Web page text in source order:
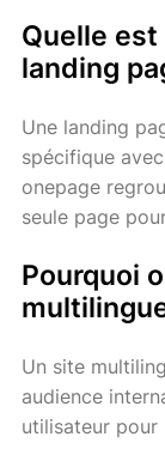
Quelle
landing
Une landing
spécifique
onepage
seule page
Pourquoi
Un site
audience
utilisateur pour